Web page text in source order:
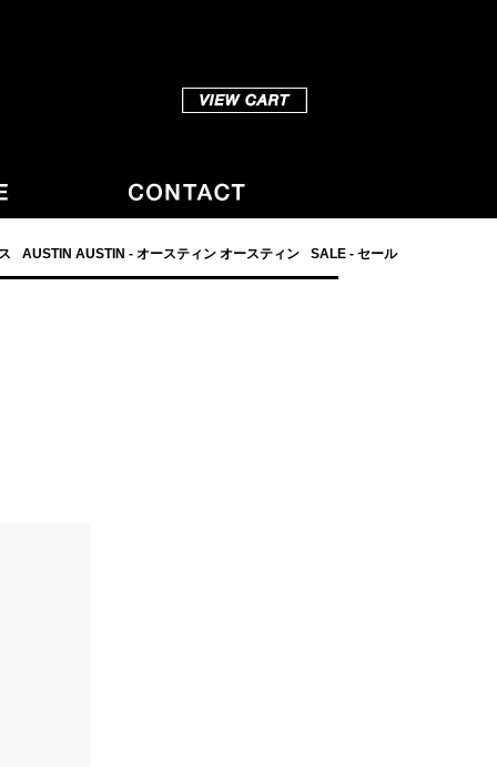
AUSTIN AUSTIN - オースティン オースティン SALE - セール